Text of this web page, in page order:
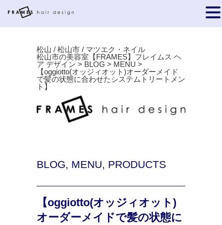
松山 / 松山市 / マツエク・ネイル
松山市の美容室【FRAMES】フレイムス ヘ
ア デザイン > BLOG > MENU >
【oggiotto(オッジィオット)オーダーメイド
で髪の状態に合わせたシステムトリートメン
ト】
BLOG, MENU, PRODUCTS
【oggiotto(オッジィオット)
オーダーメイドで髪の状態に